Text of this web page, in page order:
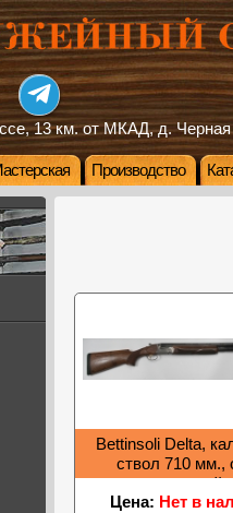
13 км. от МКАД, д. Черная
Производство
Bettinsoli Delta,
ствол 710 мм.,
пластиковый
Цена: Нет в